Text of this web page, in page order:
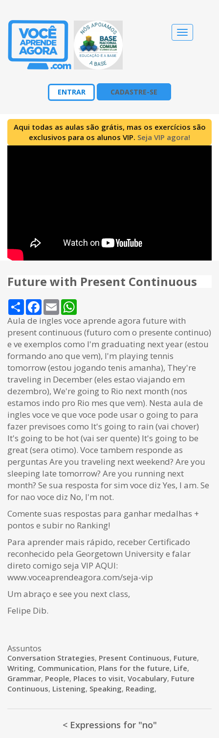
Alternar
navegação
ENTRAR CADASTRE-SE
Aqui todas as aulas são grátis, mas os exercícios são
exclusivos para os alunos VIP. Seja VIP agora!
Future with Present Continuous
Share Facebook
Email
Aula de ingles voce aprende agora future with
present continuous (futuro com o presente continuo)
e ve exemplos como I'm graduating next year (estou
formando ano que vem), I'm playing tennis
tomorrow (estou jogando tenis amanha), They're
traveling in December (eles estao viajando em
dezembro), We're going to Rio next month (nos
estamos indo pro Rio mes que vem). Nesta aula de
ingles voce ve que voce pode usar o going to para
fazer previsoes como It's going to rain (vai chover)
It's going to be hot (vai ser quente) It's going to be
great (sera otimo). Voce tambem responde as
perguntas Are you traveling next weekend? Are you
sleeping late tomorrow? Are you running next
month? Se sua resposta for sim voce diz Yes, I am. Se
for nao voce diz No, I'm not.
Comente suas respostas para ganhar medalhas +
pontos e subir no Ranking!
Para aprender mais rápido, receber Certificado
reconhecido pela Georgetown University e falar
direto comigo seja VIP AQUI:
www.voceaprendeagora.com/seja-vip
Um abraço e see you next class,
Felipe Dib.
Assuntos
Conversation Strategies, Present Continuous, Future,
Writing, Communication, Plans for the future, Life,
Grammar, People, Places to visit, Vocabulary, Future
Continuous, Listening, Speaking, Reading,
< Expressions for "no"